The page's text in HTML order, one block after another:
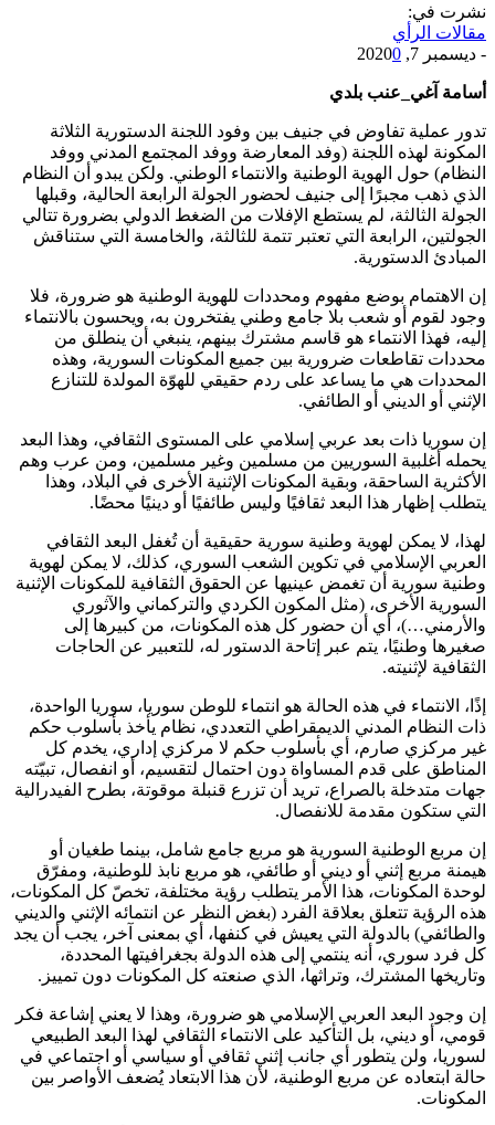
نشرت في:
مقالات الرأي
- ديسمبر 7, 2020 0
أسامة آغي_عنب بلدي
تدور عملية تفاوض في جنيف بين وفود اللجنة الدستورية الثلاثة
المكونة لهذه اللجنة (وفد المعارضة ووفد المجتمع المدني ووفد
النظام) حول الهوية الوطنية والانتماء الوطني. ولكن يبدو أن النظام
الذي ذهب مجبرًا إلى جنيف لحضور الجولة الرابعة الحالية، وقبلها
الجولة الثالثة، لم يستطع الإفلات من الضغط الدولي بضرورة تتالي
الجولتين، الرابعة التي تعتبر تتمة للثالثة، والخامسة التي ستناقش
المبادئ الدستورية.
إن الاهتمام بوضع مفهوم ومحددات للهوية الوطنية هو ضرورة، فلا
وجود لقوم أو شعب بلا جامع وطني يفتخرون به، ويحسون بالانتماء
إليه، فهذا الانتماء هو قاسم مشترك بينهم، ينبغي أن ينطلق من
محددات تقاطعات ضرورية بين جميع المكونات السورية، وهذه
المحددات هي ما يساعد على ردم حقيقي للهوّة المولدة للتنازع
الإثني أو الديني أو الطائفي.
إن سوريا ذات بعد عربي إسلامي على المستوى الثقافي، وهذا البعد
يحمله أغلبية السوريين من مسلمين وغير مسلمين، ومن عرب وهم
الأكثرية الساحقة، وبقية المكونات الإثنية الأخرى في البلاد، وهذا
يتطلب إظهار هذا البعد ثقافيًا وليس طائفيًا أو دينيًا محضًا.
لهذا، لا يمكن لهوية وطنية سورية حقيقية أن تُغفل البعد الثقافي
العربي الإسلامي في تكوين الشعب السوري، كذلك، لا يمكن لهوية
وطنية سورية أن تغمض عينيها عن الحقوق الثقافية للمكونات الإثنية
السورية الأخرى، (مثل المكون الكردي والتركماني والآثوري
والأرمني…)، أي أن حضور كل هذه المكونات، من كبيرها إلى
صغيرها وطنيًا، يتم عبر إتاحة الدستور له، للتعبير عن الحاجات
الثقافية لإثنيته.
إذًا، الانتماء في هذه الحالة هو انتماء للوطن سوريا، سوريا الواحدة،
ذات النظام المدني الديمقراطي التعددي، نظام يأخذ بأسلوب حكم
غير مركزي صارم، أي بأسلوب حكم لا مركزي إداري، يخدم كل
المناطق على قدم المساواة دون احتمال لتقسيم، أو انفصال، تبيّته
جهات متدخلة بالصراع، تريد أن تزرع قنبلة موقوتة، بطرح الفيدرالية
التي ستكون مقدمة للانفصال.
إن مربع الوطنية السورية هو مربع جامع شامل، بينما طغيان أو
هيمنة مربع إثني أو ديني أو طائفي، هو مربع نابذ للوطنية، ومفرّق
لوحدة المكونات، هذا الأمر يتطلب رؤية مختلفة، تخصّ كل المكونات،
هذه الرؤية تتعلق بعلاقة الفرد (بغض النظر عن انتمائه الإثني والديني
والطائفي) بالدولة التي يعيش في كنفها، أي بمعنى آخر، يجب أن يجد
كل فرد سوري، أنه ينتمي إلى هذه الدولة بجغرافيتها المحددة،
وتاريخها المشترك، وتراثها، الذي صنعته كل المكونات دون تمييز.
إن وجود البعد العربي الإسلامي هو ضرورة، وهذا لا يعني إشاعة فكر
قومي، أو ديني، بل التأكيد على الانتماء الثقافي لهذا البعد الطبيعي
لسوريا، ولن يتطور أي جانب إثني ثقافي أو سياسي أو اجتماعي في
حالة ابتعاده عن مربع الوطنية، لأن هذا الابتعاد يُضعف الأواصر بين
المكونات.